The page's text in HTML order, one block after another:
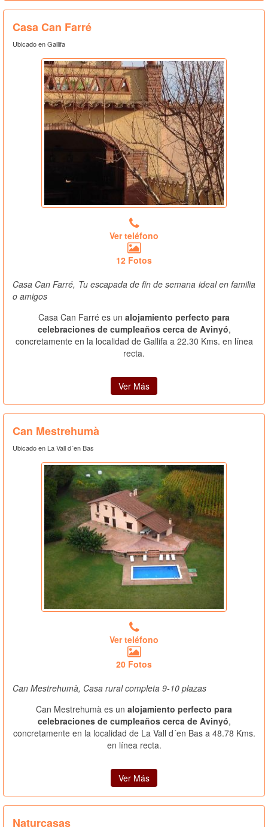
Casa Can Farré
Ubicado en Gallifa
Ver teléfono
12 Fotos
Casa Can Farré, Tu escapada de fin de semana ideal en familia
o amigos
Casa Can Farré es un alojamiento perfecto para
celebraciones de cumpleaños cerca de Avinyó,
concretamente en la localidad de Gallifa a 22.30 Kms. en línea
recta.
Ver Más
Can Mestrehumà
Ubicado en La Vall d´en Bas
Ver teléfono
20 Fotos
Can Mestrehumà, Casa rural completa 9-10 plazas
Can Mestrehumà es un alojamiento perfecto para
celebraciones de cumpleaños cerca de Avinyó,
concretamente en la localidad de La Vall d´en Bas a 48.78 Kms.
en línea recta.
Ver Más
Naturcasas